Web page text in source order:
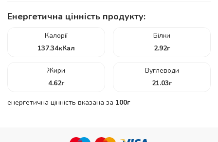
Енергетична цінність продукту:
Калорії
137.34кКал
Білки
2.92г
Жири
4.62г
Вуглеводи
21.03г
енергетична цінність вказана за 100г